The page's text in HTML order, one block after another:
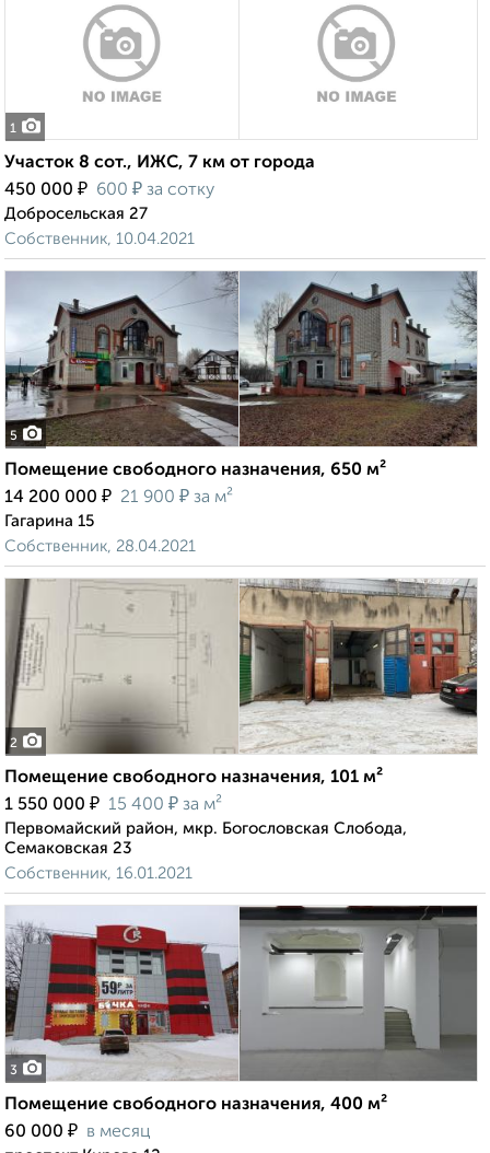
1
Участок 8 сот., ИЖС, 7 км от города
450 000 ₽ 600 ₽ за сотку
Добросельская 27
Собственник, 10.04.2021
5
Помещение свободного назначения, 650 м²
14 200 000 ₽ 21 900 ₽ за м²
Гагарина 15
Собственник, 28.04.2021
2
Помещение свободного назначения, 101 м²
1 550 000 ₽ 15 400 ₽ за м²
Первомайский район, мкр. Богословская Слобода,
Семаковская 23
Собственник, 16.01.2021
3
Помещение свободного назначения, 400 м²
60 000 ₽ в месяц